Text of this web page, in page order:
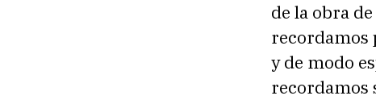
de la obra
recordamos
y de modo
recordamos